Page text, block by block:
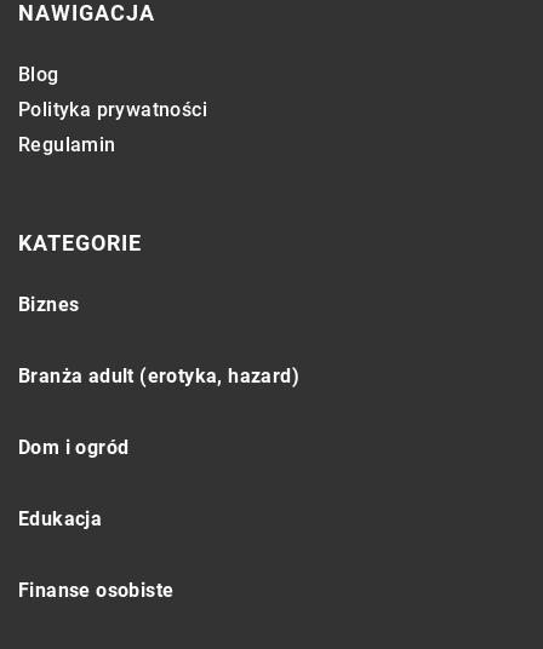
NAWIGACJA
Blog
Polityka prywatności
Regulamin
KATEGORIE
Biznes
Branża adult (erotyka, hazard)
Dom i ogród
Edukacja
Finanse osobiste